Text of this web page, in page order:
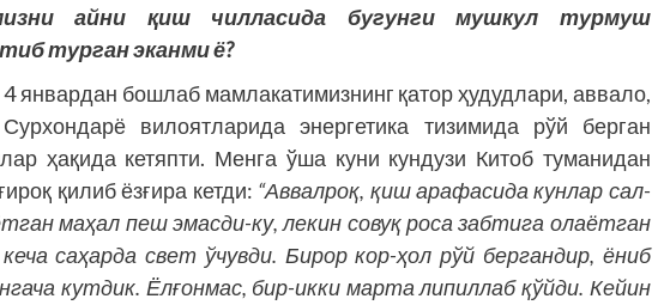
айни қиш чилласида бугунги мушкул турмуш
турган эканми ё?
4 январдан бошлаб мамлакатимизнинг қатор ҳудудлари, аввало,
вилоятларида энергетика тизимида рўй берган
ҳақида кетяпти. Менга ўша куни кундузи Китоб туманидан
қилиб ёзғира кетди: “Аввалроқ, қиш арафасида кунлар сал-
маҳал пеш эмасди-ку, лекин совуқ роса забтига олаётган
саҳарда свет ўчувди. Бирор кор-ҳол рўй бергандир, ёниб
кутдик. Ёлғонмас, бир-икки марта липиллаб қўйди. Кейин